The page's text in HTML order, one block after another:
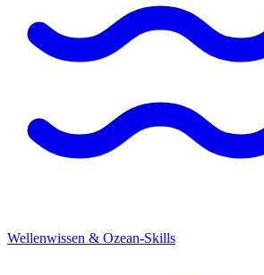
Wellenwissen & Ozean-Skills